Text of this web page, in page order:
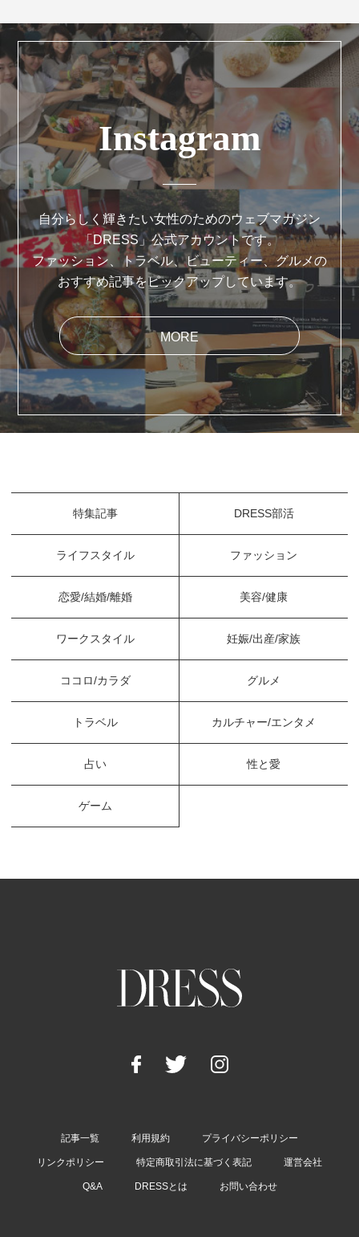
Instagram
自分らしく輝きたい女性のためのウェブマガジン
「DRESS」公式アカウントです。
ファッション、トラベル、ビューティー、グルメの
おすすめ記事をピックアップしています。
MORE
特集記事 DRESS部活
ライフスタイル ファッション
恋愛/結婚/離婚 美容/健康
ワークスタイル 妊娠/出産/家族
ココロ/カラダ グルメ
トラベル カルチャー/エンタメ
占い 性と愛
ゲーム
記事一覧 利用規約 プライバシーポリシー
リンクポリシー 特定商取引法に基づく表記 運営会社
Q&A DRESSとは お問い合わせ